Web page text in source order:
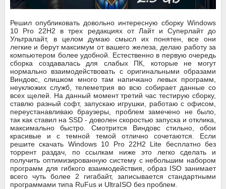
Решил опубликовать довольно интересную сборку Windows
10 Pro 22H2 в трех редакциях от Лайт и Суперлайт до
Ультралайт, в целом думаю смысл их понятен, все они
легкие и берут максимум от вашего железа, делаю работу за
компьютером более удобной. Естественно в первую очередь
сборка создавалась для слабых ПК, которые не могут
нормально взаимодействовать с оригинальными образами
Виндовс, слишком много там напичкано левых программ,
неуклюжих служб, телеметрия во всю собирает данные со
всех щелей. На данный момент третий час тестирую сборку,
ставлю разный софт, запускаю игрушки, работаю с офисом,
переустанавливаю браузеры, проблем замечено не было,
так как ставил на SSD - доволен скоростью запуска и отклика,
максимально быстро. Смотрится Виндовс стильно, обои
красивые и с темной темой отлично сочетаются. Если
решите скачать Windows 10 Pro 22H2 Lite бесплатно без
торрент раздач, по ссылкам ниже это легко сделать и
получить оптимизированную систему с небольшим набором
программ для гибкого взаимодействия, образ ISO занимает
всего чуть более 2 гигабайт, записывается стандартными
программами типа RuFus и UltraISO без проблем.